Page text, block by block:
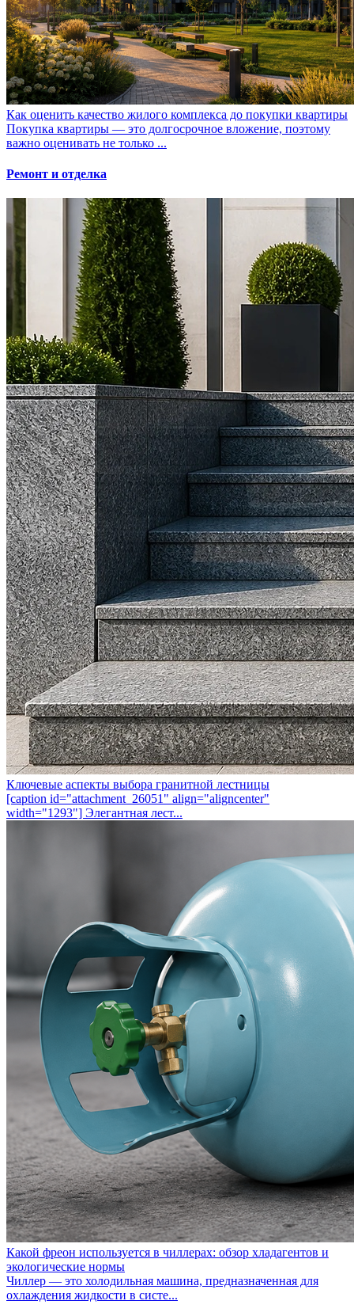
Как оценить качество жилого комплекса до покупки квартиры
Покупка квартиры — это долгосрочное вложение, поэтому
важно оценивать не только ...
Ремонт и отделка
Ключевые аспекты выбора гранитной лестницы
[caption id="attachment_26051" align="aligncenter"
width="1293"] Элегантная лест...
Какой фреон используется в чиллерах: обзор хладагентов и
экологические нормы
Чиллер — это холодильная машина, предназначенная для
охлаждения жидкости в систе...